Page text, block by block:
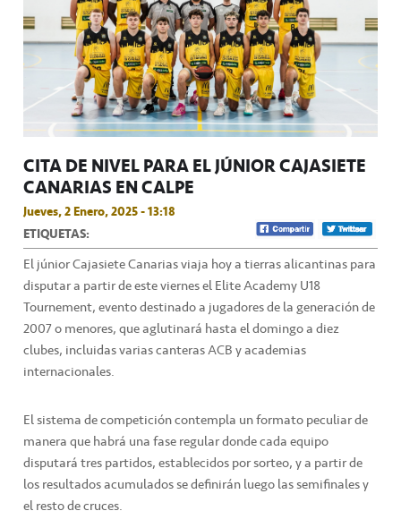
CITA DE NIVEL PARA EL JÚNIOR CAJASIETE
CANARIAS EN CALPE
Jueves, 2 Enero, 2025 - 13:18
ETIQUETAS:
El júnior Cajasiete Canarias viaja hoy a tierras alicantinas para
disputar a partir de este viernes el Elite Academy U18
Tournement, evento destinado a jugadores de la generación de
2007 o menores, que aglutinará hasta el domingo a diez
clubes, incluidas varias canteras ACB y academias
internacionales.
El sistema de competición contempla un formato peculiar de
manera que habrá una fase regular donde cada equipo
disputará tres partidos, establecidos por sorteo, y a partir de
los resultados acumulados se definirán luego las semifinales y
el resto de cruces.